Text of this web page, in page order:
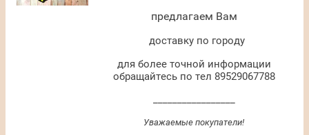
предлагаем Вам
доставку по городу
для более точной информации
обращайтесь по тел 89529067788
Уважаемые покупатели!